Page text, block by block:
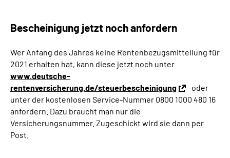
Bescheinigung jetzt noch anfordern
Wer Anfang des Jahres keine Rentenbezugsmitteilung für
2021 erhalten hat, kann diese jetzt noch unter
www.deutsche-
rentenversicherung.de/steuerbescheinigung
oder
unter der kostenlosen Service-Nummer 0800 1000 480 16
anfordern. Dazu braucht man nur die
Versicherungsnummer. Zugeschickt wird sie dann per
Post.